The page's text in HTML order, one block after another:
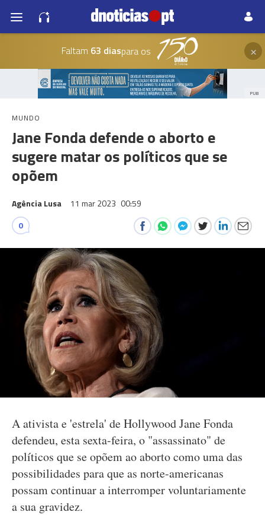
Faltam 63 diaspara os ×
PUB
MUNDO
Jane Fonda defende o aborto e
sugere matar os políticos que se
opõem
Agência Lusa 11 mar 2023 00:59
0
A ativista e 'estrela' de Hollywood Jane Fonda
defendeu, esta sexta-feira, o "assassinato" de
políticos que se opõem ao aborto como uma das
possibilidades para que as norte-americanas
possam continuar a interromper voluntariamente
a sua gravidez.